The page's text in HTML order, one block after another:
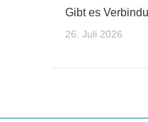
Gibt es
26. Juli 2026